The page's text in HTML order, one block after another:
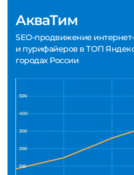
АкваТим
SEO-продвижение
и пурифайеров в ТОП
городах России